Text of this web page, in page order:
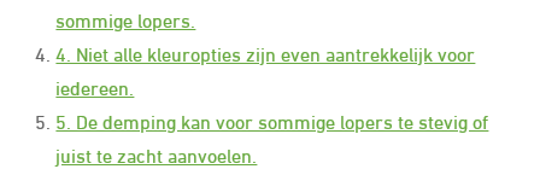
sommige lopers.
4. Niet alle kleuropties zijn even aantrekkelijk voor
iedereen.
5. De demping kan voor sommige lopers te stevig of
juist te zacht aanvoelen.